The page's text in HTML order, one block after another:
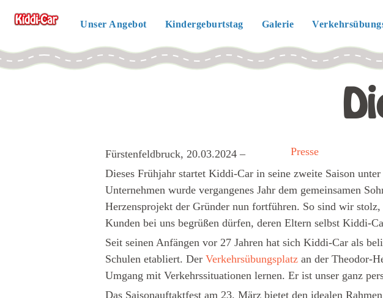
Unser Angebot Kindergeburtstag Galerie
Presse
Fürstenfeldbruck, 20.03.2024 –
Dieses Frühjahr startet Kiddi-Car in seine zweite Saison
Unternehmen wurde vergangenes Jahr dem gemeinsamen
Herzensprojekt der Gründer nun fortführen. So sind wir
Kunden bei uns begrüßen dürfen, deren Eltern selbst Kiddi-
Seit seinen Anfängen vor 27 Jahren hat sich Kiddi-Car als
Schulen etabliert. Der Verkehrsübungsplatz an der Theodor-
Umgang mit Verkehrssituationen lernen. Er ist unser ganz
Das Saisonauftaktfest am 23. März bietet den idealen